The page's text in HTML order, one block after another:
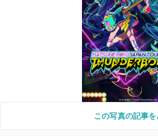
この写真の記事を